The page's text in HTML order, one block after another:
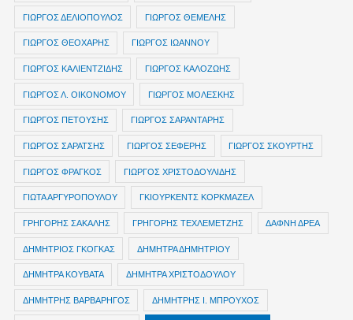
ΓΙΩΡΓΟΣ ΔΕΛΙΟΠΟΥΛΟΣ ΓΙΩΡΓΟΣ ΘΕΜΕΛΗΣ
ΓΙΩΡΓΟΣ ΘΕΟΧΑΡΗΣ ΓΙΩΡΓΟΣ ΙΩΑΝΝΟΥ
ΓΙΩΡΓΟΣ ΚΑΛΙΕΝΤΖΙΔΗΣ ΓΙΩΡΓΟΣ ΚΑΛΟΖΩΗΣ
ΓΙΩΡΓΟΣ Λ. ΟΙΚΟΝΟΜΟΥ ΓΙΩΡΓΟΣ ΜΟΛΕΣΚΗΣ
ΓΙΩΡΓΟΣ ΠΕΤΟΥΣΗΣ ΓΙΩΡΓΟΣ ΣΑΡΑΝΤΑΡΗΣ
ΓΙΩΡΓΟΣ ΣΑΡΑΤΣΗΣ ΓΙΩΡΓΟΣ ΣΕΦΕΡΗΣ ΓΙΩΡΓΟΣ ΣΚΟΥΡΤΗΣ
ΓΙΩΡΓΟΣ ΦΡΑΓΚΟΣ ΓΙΩΡΓΟΣ ΧΡΙΣΤΟΔΟΥΛΙΔΗΣ
ΓΙΩΤΑ ΑΡΓΥΡΟΠΟΥΛΟΥ ΓΚΙΟΥΡΚΕΝΤΣ ΚΟΡΚΜΑΖΕΛ
ΓΡΗΓΟΡΗΣ ΣΑΚΑΛΗΣ ΓΡΗΓΟΡΗΣ ΤΕΧΛΕΜΕΤΖΗΣ ΔΑΦΝΗ ΔΡΕΑ
ΔΗΜΗΤΡIOΣ ΓΚΟΓΚΑΣ ΔΗΜΗΤΡΑ ΔΗΜΗΤΡΙΟΥ
ΔΗΜΗΤΡΑ ΚΟΥΒΑΤΑ ΔΗΜΗΤΡΑ ΧΡΙΣΤΟΔΟΥΛΟΥ
ΔΗΜΗΤΡΗΣ ΒΑΡΒΑΡΗΓΟΣ ΔΗΜΗΤΡΗΣ Ι. ΜΠΡΟΥΧΟΣ